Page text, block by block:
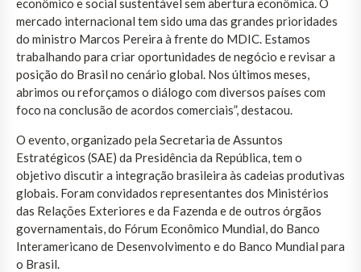
econômico e social sustentável sem abertura econômica. O
mercado internacional tem sido uma das grandes prioridades
do ministro Marcos Pereira à frente do MDIC. Estamos
trabalhando para criar oportunidades de negócio e revisar a
posição do Brasil no cenário global. Nos últimos meses,
abrimos ou reforçamos o diálogo com diversos países com
foco na conclusão de acordos comerciais”, destacou.
O evento, organizado pela Secretaria de Assuntos
Estratégicos (SAE) da Presidência da República, tem o
objetivo discutir a integração brasileira às cadeias produtivas
globais. Foram convidados representantes dos Ministérios
das Relações Exteriores e da Fazenda e de outros órgãos
governamentais, do Fórum Econômico Mundial, do Banco
Interamericano de Desenvolvimento e do Banco Mundial para
o Brasil.